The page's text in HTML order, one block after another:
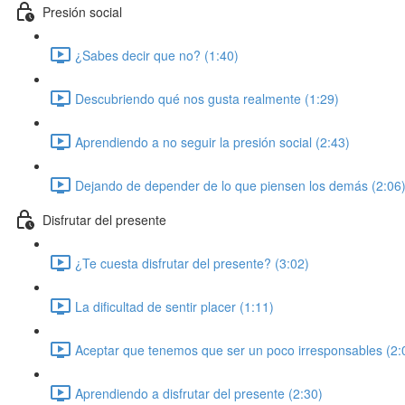
Presión social
¿Sabes decir que no? (1:40)
Descubriendo qué nos gusta realmente (1:29)
Aprendiendo a no seguir la presión social (2:43)
Dejando de depender de lo que piensen los demás (2:06)
Disfrutar del presente
¿Te cuesta disfrutar del presente? (3:02)
La dificultad de sentir placer (1:11)
Aceptar que tenemos que ser un poco irresponsables
Aprendiendo a disfrutar del presente (2:30)